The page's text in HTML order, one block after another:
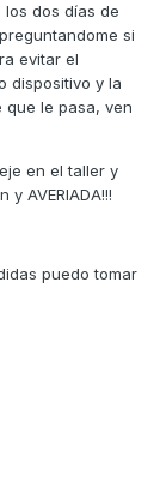
dos días de
si
evitar el
dispositivo y la
que le pasa, ven
en el taller y
AVERIADA!!!
puedo tomar